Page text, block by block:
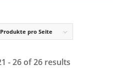
pro Seite
- 26 of 26 results